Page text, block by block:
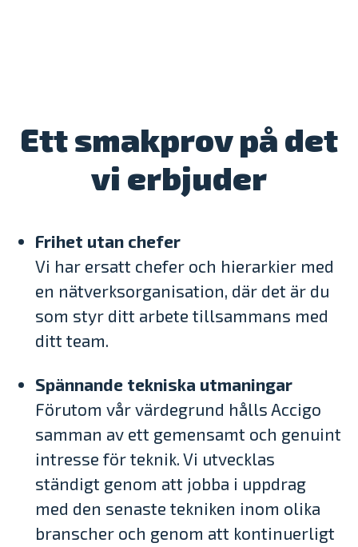
Ett smakprov på det
vi erbjuder
Frihet utan chefer
Vi har ersatt chefer och hierarkier med
en nätverksorganisation, där det är du
som styr ditt arbete tillsammans med
ditt team.
Spännande tekniska utmaningar
Förutom vår värdegrund hålls Accigo
samman av ett gemensamt och genuint
intresse för teknik. Vi utvecklas
ständigt genom att jobba i uppdrag
med den senaste tekniken inom olika
branscher och genom att kontinuerligt